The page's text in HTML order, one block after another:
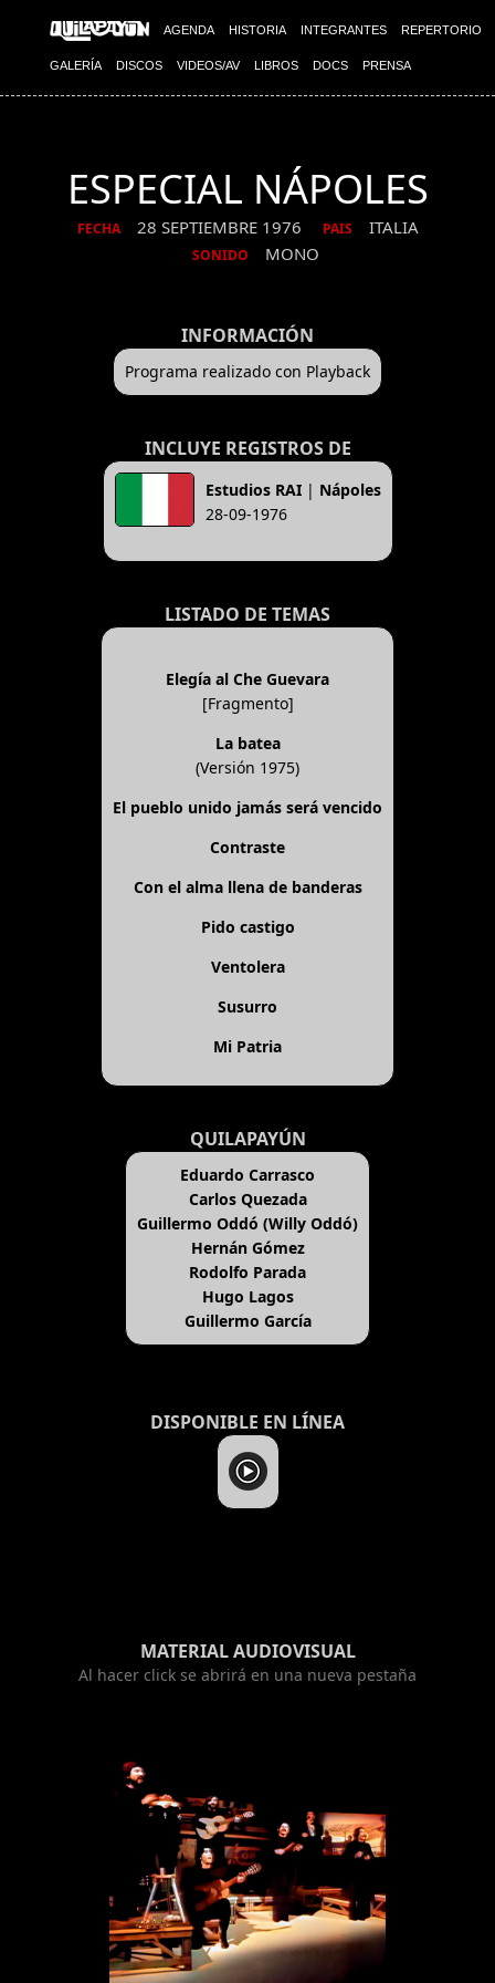
AGENDA HISTORIA INTEGRANTES REPERTORIO
GALERÍA DISCOS VIDEOS/AV LIBROS DOCS PRENSA
ESPECIAL NÁPOLES
FECHA 28 SEPTIEMBRE 1976 PAIS ITALIA
SONIDO MONO
INFORMACIÓN
Programa realizado con Playback
INCLUYE REGISTROS DE
Estudios RAI| Nápoles
28-09-1976
LISTADO DE TEMAS
Elegía al Che Guevara
[Fragmento]
La batea
(Versión 1975)
El pueblo unido jamás será vencido
Contraste
Con el alma llena de banderas
Pido castigo
Ventolera
Susurro
Mi Patria
QUILAPAYÚN
Eduardo Carrasco
Carlos Quezada
Guillermo Oddó (Willy Oddó)
Hernán Gómez
Rodolfo Parada
Hugo Lagos
Guillermo García
DISPONIBLE EN LÍNEA
MATERIAL AUDIOVISUAL
Al hacer click se abrirá en una nueva pestaña